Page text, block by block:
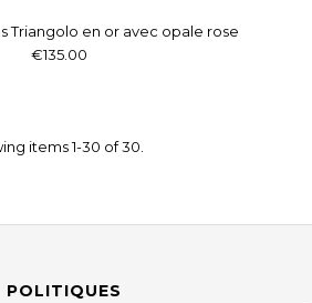
Triangolo en or avec opale rose
€135.00
items 1-30 of 30.
POLITIQUES